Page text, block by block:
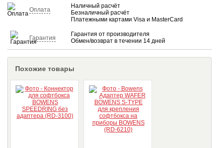
Оплата
Наличный расчёт
Безналичный расчёт
Платежными картами Visa и MasterCard
Гарантия
Гарантия от производителя
Обмен/возврат в течении 14 дней
Похожие товары